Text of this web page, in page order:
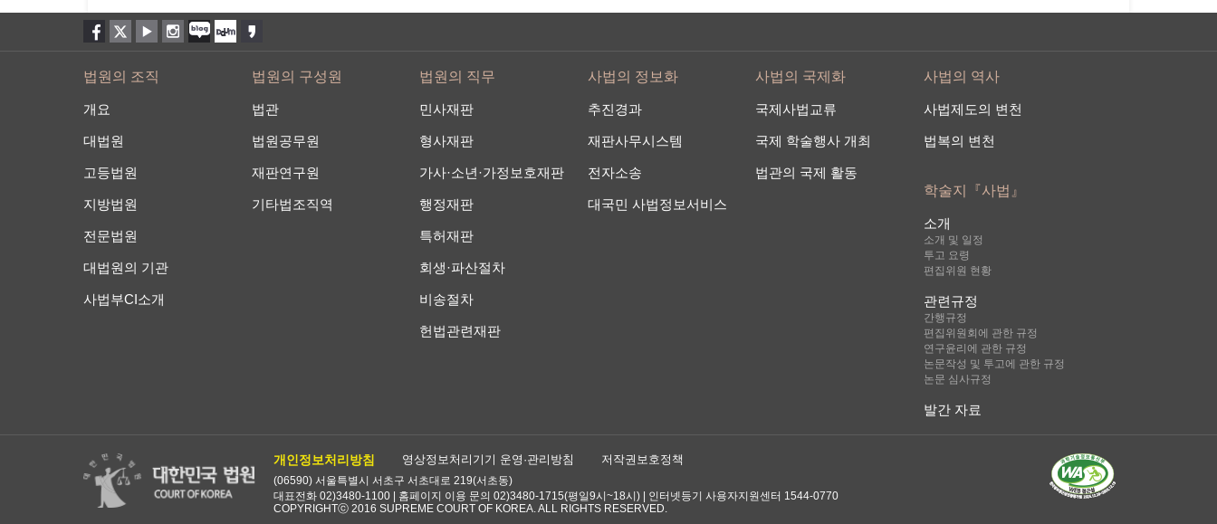
법원의 조직
개요
대법원
고등법원
지방법원
전문법원
대법원의 기관
사법부CI소개
법원의 구성원
법관
법원공무원
재판연구원
기타법조직역
법원의 직무
민사재판
형사재판
가사·소년·가정보호재판
행정재판
특허재판
회생·파산절차
비송절차
헌법관련재판
사법의 정보화
추진경과
재판사무시스템
전자소송
대국민 사법정보서비스
사법의 국제화
국제사법교류
국제 학술행사 개최
법관의 국제 활동
사법의 역사
사법제도의 변천
법복의 변천
학술지『사법』
소개
소개 및 일정
투고 요령
편집위원 현황
관련규정
간행규정
편집위원회에 관한 규정
연구윤리에 관한 규정
논문작성 및 투고에 관한 규정
논문 심사규정
발간 자료
개인정보처리방침 영상정보처리기기 운영·관리방침 저작권보호정책
(06590) 서울특별시 서초구 서초대로 219(서초동)
대표전화 02)3480-1100 | 홈페이지 이용 문의 02)3480-1715(평일9시~18시) | 인터넷등기 사용자지원센터 1544-0770
COPYRIGHTⓒ 2016 SUPREME COURT OF KOREA. ALL RIGHTS RESERVED.